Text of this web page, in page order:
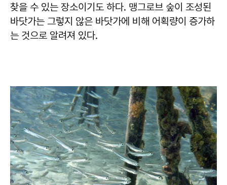
찾을 수 있는 장소이기도 하다. 맹그로브 숲이 조성된
바닷가는 그렇지 않은 바닷가에 비해 어획량이 증가하
는 것으로 알려져 있다.